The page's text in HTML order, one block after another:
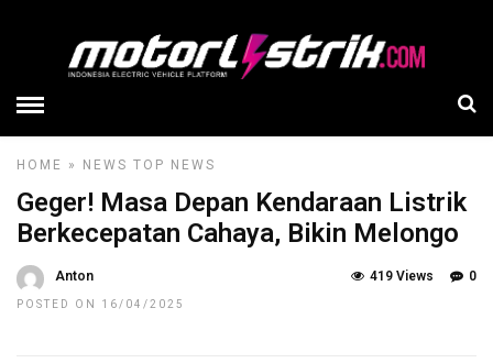
HOME » NEWS TOP NEWS
Geger! Masa Depan Kendaraan Listrik
Berkecepatan Cahaya, Bikin Melongo
Anton
POSTED ON 16/04/2025
0
419 Views